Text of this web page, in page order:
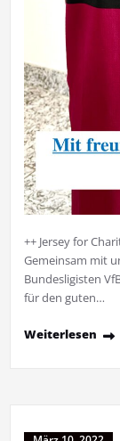
++ Jersey for
Gemeinsam mit
Bundesligisten
für den guten…
Weiterlesen